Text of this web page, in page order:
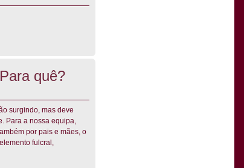
quê?
surgindo, mas deve
Para a nossa equipa,
por pais e mães, o
fulcral,